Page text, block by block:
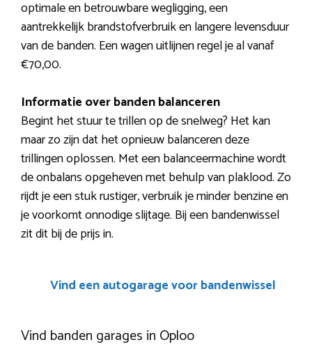
optimale en betrouwbare wegligging, een
aantrekkelijk brandstofverbruik en langere levensduur
van de banden. Een wagen uitlijnen regel je al vanaf
€70,00.
Informatie over banden balanceren
Begint het stuur te trillen op de snelweg? Het kan
maar zo zijn dat het opnieuw balanceren deze
trillingen oplossen. Met een balanceermachine wordt
de onbalans opgeheven met behulp van plaklood. Zo
rijdt je een stuk rustiger, verbruik je minder benzine en
je voorkomt onnodige slijtage. Bij een bandenwissel
zit dit bij de prijs in.
Vind een autogarage voor bandenwissel
Vind banden garages in Oploo